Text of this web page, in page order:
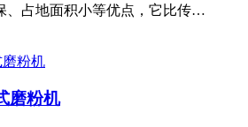
、占地面积小等优点，它比传…
磨粉机